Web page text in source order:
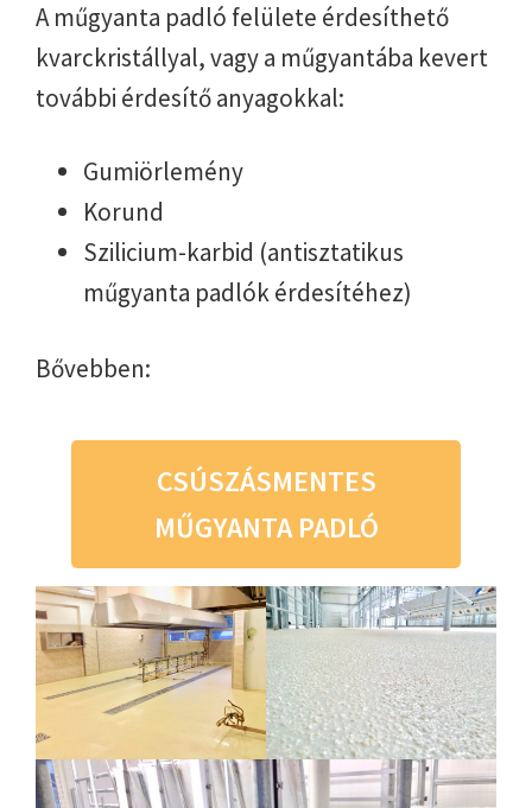
A műgyanta padló felülete érdesíthető
kvarckristállyal, vagy a műgyantába kevert
további érdesítő anyagokkal:
Gumiörlemény
Korund
Szilicium-karbid (antisztatikus
műgyanta padlók érdesítéhez)
Bővebben:
CSÚSZÁSMENTES
MŰGYANTA PADLÓ